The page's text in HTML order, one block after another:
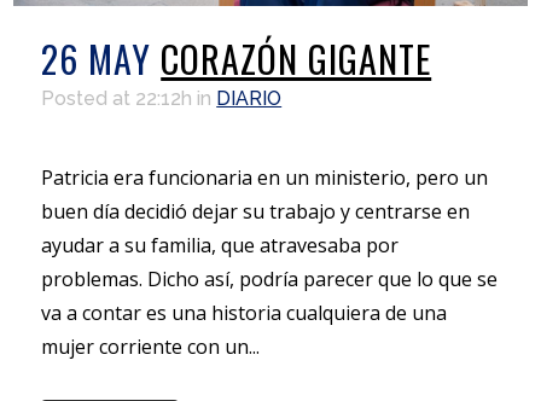
26 MAY CORAZÓN GIGANTE
Posted at 22:12h in DIARIO
Patricia era funcionaria en un ministerio, pero un
buen día decidió dejar su trabajo y centrarse en
ayudar a su familia, que atravesaba por
problemas. Dicho así, podría parecer que lo que se
va a contar es una historia cualquiera de una
mujer corriente con un...